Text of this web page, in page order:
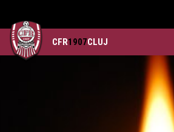
CFR1907CLUJ